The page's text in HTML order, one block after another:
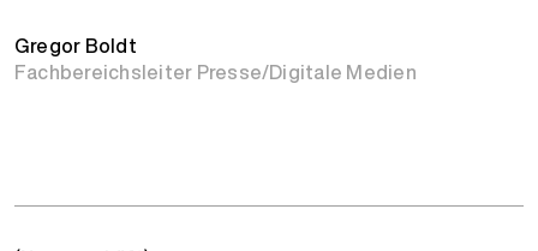
Gregor Boldt
Fachbereichsleiter Presse/Digitale Medien